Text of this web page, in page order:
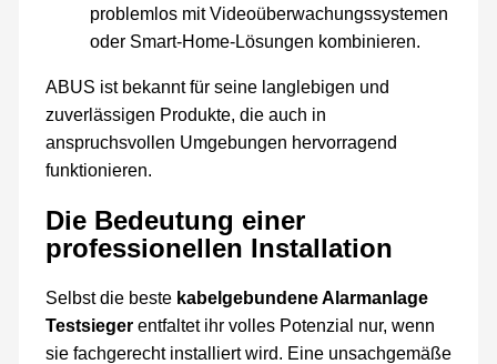
problemlos mit Videoüberwachungssystemen
oder Smart-Home-Lösungen kombinieren.
ABUS ist bekannt für seine langlebigen und
zuverlässigen Produkte, die auch in
anspruchsvollen Umgebungen hervorragend
funktionieren.
Die Bedeutung einer
professionellen Installation
Selbst die beste kabelgebundene Alarmanlage
Testsiegerentfaltet ihr volles Potenzial nur, wenn
sie fachgerecht installiert wird. Eine unsachgemäße